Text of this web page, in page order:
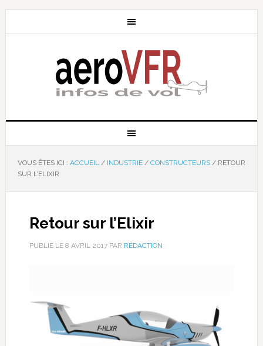
VOUS ÊTES ICI : ACCUEIL / INDUSTRIE / CONSTRUCTEURS /RETOUR
SUR L’ELIXIR
Retour sur l’Elixir
PUBLIÉ LE 8 AVRIL 2017PAR RÉDACTION